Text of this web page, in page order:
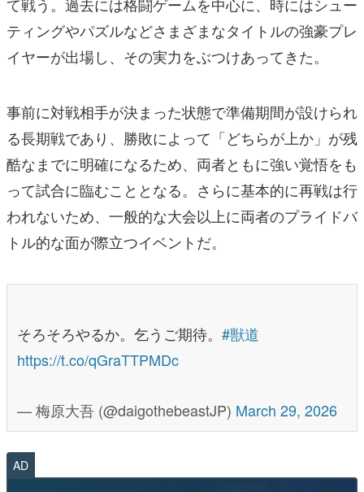
ティングやパズルなどさまざまなタイトルの強豪プレ
イヤーが出場し、その実力をぶつけあってきた。
事前に対戦相手が決まった状態で準備期間が設けられ
る長期戦であり、勝敗によって「どちらが上か」が残
酷なまでに明確になるため、両者ともに強い覚悟をも
って試合に臨むこととなる。さらに基本的に再戦は行
われないため、一般的な大会以上に両者のプライドバ
トル的な面が際立つイベントだ。
そろそろやるか。乞うご期待。 #獣道
https://t.co/qGraTTPMDc
— 梅原大吾 (@daigothebeastJP) March 29, 2026
AD